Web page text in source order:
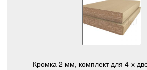
Кромка 2 мм, комплект для 4-х